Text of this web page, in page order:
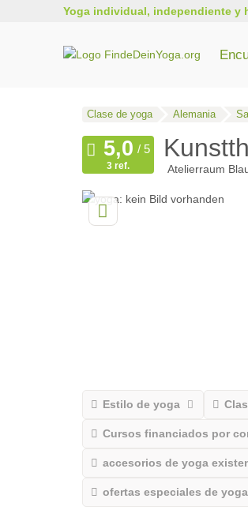
Yoga individual, independiente y
Clase de yoga Alemania
Atelierraum
3 ref.
Estilo de yoga
Cursos financiados por
accesorios de yoga
ofertas especiales de yoga